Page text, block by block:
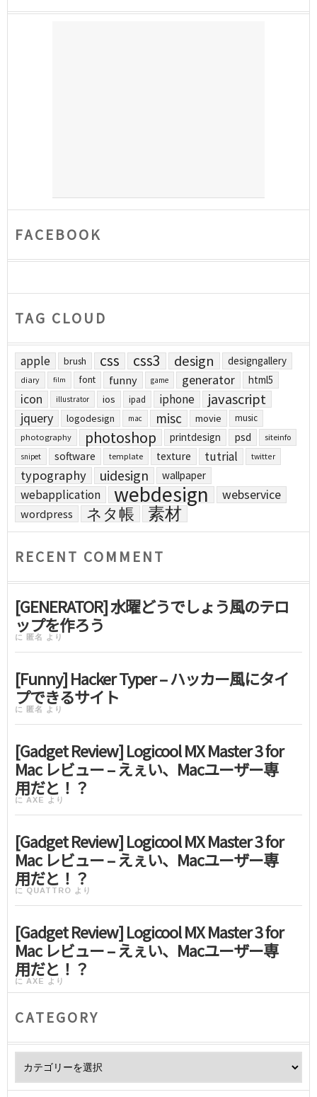
FACEBOOK
TAG CLOUD
apple brush css css3 design designgallery
diary film font funny game generator html5
icon illustrator ios ipad iphone javascript
jquery logodesign mac misc movie music
photography photoshop printdesign psd siteinfo
snipet software template texture tutrial twitter
typography uidesign wallpaper
webapplication webdesign webservice
wordpress ネタ帳 素材
RECENT COMMENT
[GENERATOR] 水曜どうでしょう風のテロ
ップを作ろう
に 匿名 より
[Funny] Hacker Typer – ハッカー風にタイ
プできるサイト
に 匿名 より
[Gadget Review] Logicool MX Master 3 for
Mac レビュー – えぇい、Macユーザー専
用だと！？
に AXE より
[Gadget Review] Logicool MX Master 3 for
Mac レビュー – えぇい、Macユーザー専
用だと！？
に QUATTRO より
[Gadget Review] Logicool MX Master 3 for
Mac レビュー – えぇい、Macユーザー専
用だと！？
に AXE より
CATEGORY